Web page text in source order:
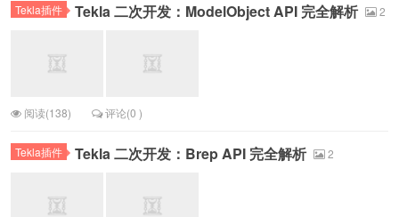
Tekla插件 Tekla 二次开发：ModelObject API 完全解析 2
阅读(138) 评论(0 )
Tekla插件 Tekla 二次开发：Brep API 完全解析 2